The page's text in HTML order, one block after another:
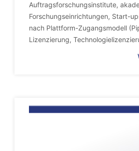
Auftragsforschungsinstitute,
Forschungseinrichtungen, Start-
nach Plattform-Zugangsmodell
Lizenzierung,